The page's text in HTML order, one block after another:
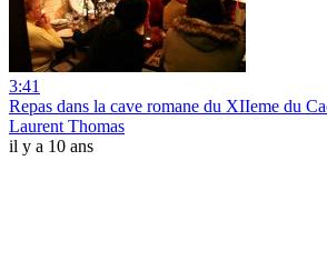
3:41
Repas dans la cave romane du XIIeme du
Laurent Thomas
il y a 10 ans